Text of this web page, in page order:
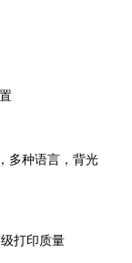
多种语言，背光
打印质量